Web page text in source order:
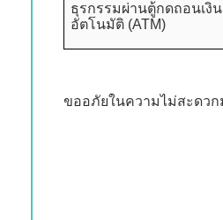
ธุรกรรมผ่านตู้กดถอนเงิ
อัตโนมัติ (ATM)
ขออภัยในความไม่สะดว